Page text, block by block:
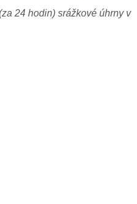
24 hodin) srážkové úhrny v